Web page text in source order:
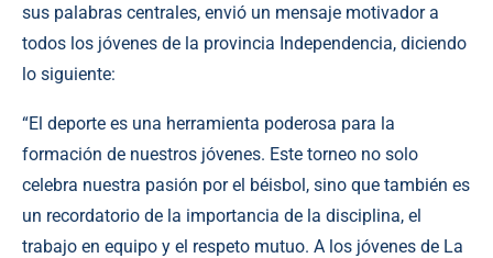
sus palabras centrales, envió un mensaje motivador a
todos los jóvenes de la provincia Independencia, diciendo
lo siguiente:
“El deporte es una herramienta poderosa para la
formación de nuestros jóvenes. Este torneo no solo
celebra nuestra pasión por el béisbol, sino que también es
un recordatorio de la importancia de la disciplina, el
trabajo en equipo y el respeto mutuo. A los jóvenes de La